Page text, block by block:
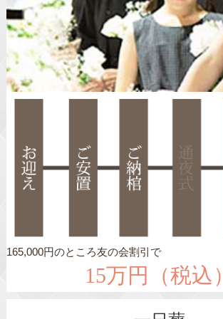
165,000円のところ友の会割引で
15万円（税込）